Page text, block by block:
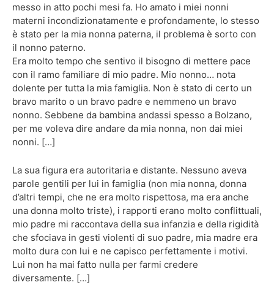
messo in atto pochi mesi fa. Ho amato i miei nonni
materni incondizionatamente e profondamente, lo stesso
è stato per la mia nonna paterna, il problema è sorto con
il nonno paterno.
Era molto tempo che sentivo il bisogno di mettere pace
con il ramo familiare di mio padre. Mio nonno… nota
dolente per tutta la mia famiglia. Non è stato di certo un
bravo marito o un bravo padre e nemmeno un bravo
nonno. Sebbene da bambina andassi spesso a Bolzano,
per me voleva dire andare da mia nonna, non dai miei
nonni. […]
La sua figura era autoritaria e distante. Nessuno aveva
parole gentili per lui in famiglia (non mia nonna, donna
d’altri tempi, che ne era molto rispettosa, ma era anche
una donna molto triste), i rapporti erano molto conflittuali,
mio padre mi raccontava della sua infanzia e della rigidità
che sfociava in gesti violenti di suo padre, mia madre era
molto dura con lui e ne capisco perfettamente i motivi.
Lui non ha mai fatto nulla per farmi credere
diversamente. […]